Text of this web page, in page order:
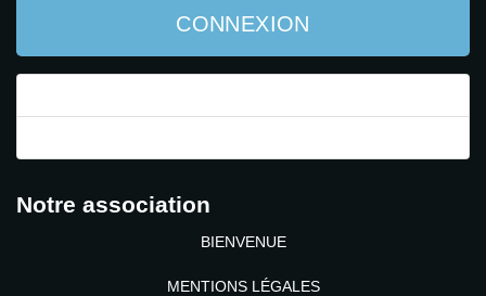
CONNEXION
Notre association
BIENVENUE
MENTIONS LÉGALES